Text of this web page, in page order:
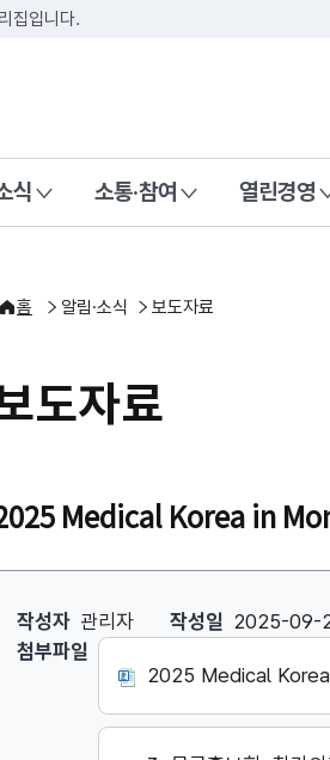
집입니다.
식 소통·참여 열린경영
홈 알림·소식 보도자료
도자료
Medical Korea in
2025 Medical Korea in Mongolia, 몽
작성자 관리자 작성일 2025-09-
첨부파일
2025 Medical Korea